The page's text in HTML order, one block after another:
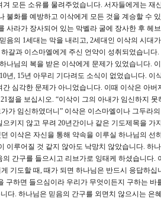
모든 소유를 물려주었습니다. 서자들에게는 재
화를 예방하고 이삭에게 모든 것을 계승할 수 있
사라가 장사되어 있는 막벨라 굴에 장사한 후 헤
의 1세대는 막을 내리고, 2세대인 이삭의 시대
갈과 이스마엘에게 주신 언약이 성취되었습니다.
나님의 복을 받은 이삭에게 문제가 있었습니다.
년, 15년 아무리 기다려도 소식이 없었습니다. 이
심각한 문제가 아니었습니다. 이때 이삭은 아버
절을 보십시오. “이삭이 그의 아내가 임신하지 못
가 임신하였더니” 이삭은 이스마엘이나 그두라
키지 않고 무려 20년간이나 같은 기도제목을 가
이삭은 자신을 통해 약속을 이루실 하나님의 선
루어질 것 같지 않아도 낙망치 않았습니다. 하
간구를 들으시고 리브가로 잉태케 하셨습니다.
기도할 때, 때가 되면 하나님은 반드시 응답하십
구하면 들으심이라 우리가 무엇이든지 구하는 바
다. 하나님은 믿음의 간구를 외면치 않으시는 은